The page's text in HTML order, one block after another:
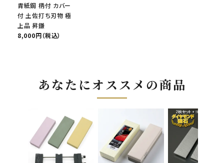
青紙鋼 柄付 カバー
付 土佐打ち刃物 極
上品 昇鎌
8,000円（税込）
あなたにオススメの商品